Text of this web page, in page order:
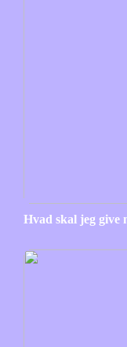
Hvad skal jeg give